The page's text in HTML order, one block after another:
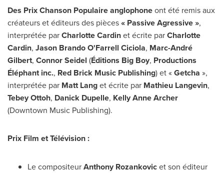
Des Prix Chanson Populaire anglophoneont été remis aux
créateurs et éditeurs des pièces« Passive Agressive »,
interprétée parCharlotte Cardinet écrite parCharlotte
Cardin, Jason Brando O'Farrell Ciciola, Marc-André
Gilbert, Connor Seidel (Éditions Big Boy, Productions
Éléphant inc., Red Brick Music Publishing) et «Getcha »,
interprétée par Matt Langet écrite par Mathieu Langevin,
Tebey Ottoh, Danick Dupelle, Kelly Anne Archer
(Downtown Music Publishing).
Prix Film et Télévision :
Le compositeurAnthony Rozankovicet son éditeur